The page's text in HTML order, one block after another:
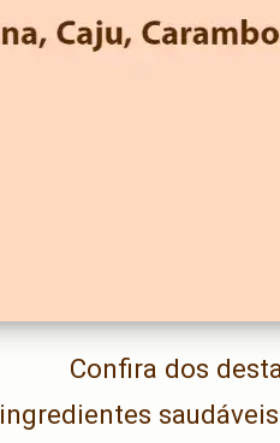
Confira dos
ingredientes